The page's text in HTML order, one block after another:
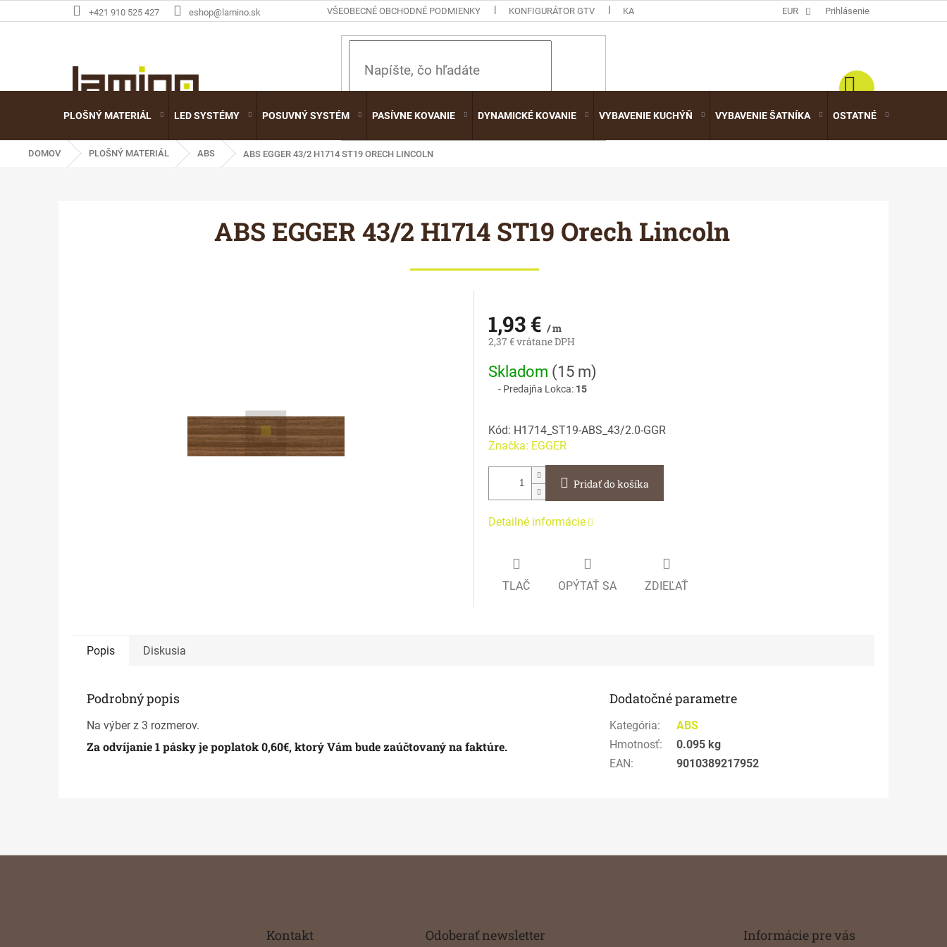
na
+421 910 525 427 eshop@lamino.sk VŠEOBECNÉ OBCHODNÉ PODMIENKY KONFIGURÁTOR GTV KATALÓGY EUR Prihlásenie
HĽADAŤ
PLOŠNÝ MATERIÁL LED SYSTÉMY POSUVNÝ SYSTÉM PASÍVNE KOVANIE DYNAMICKÉ KOVANIE VYBAVENIE KUCHÝŇ VYBAVENIE ŠATNÍKA OSTATNÉ
DOMOV PLOŠNÝ MATERIÁL ABS ABS EGGER 43/2 H1714 ST19 ORECH LINCOLN
ABS EGGER 43/2 H1714 ST19 Orech Lincoln
1,93 € / m
2,37 € vrátane DPH
Jednotková
cena:
Skladom (15 m)
Predajňa Lokca: 15
Kód: H1714_ST19-ABS_43/2.0-GGR
Značka: EGGER
Pridať do košíka
Detailné informácie
TLAČ OPÝTAŤ SA ZDIEĽAŤ
Popis Diskusia
Podrobný popis
Na výber z 3 rozmerov.
Za odvíjanie 1 pásky je poplatok 0,60€, ktorý Vám bude zaúčtovaný na faktúre.
Dodatočné parametre
Kategória:
ABS
Hmotnosť:
0.095 kg
EAN: 9010389217952
Kontakt Odoberať newsletter Informácie pre vás